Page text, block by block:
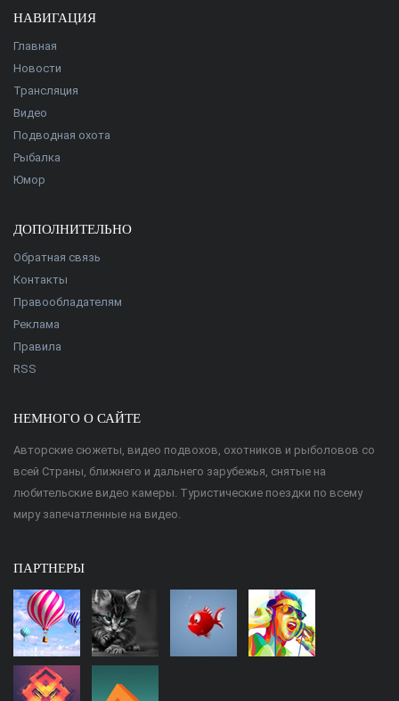
НАВИГАЦИЯ
Главная
Новости
Трансляция
Видео
Подводная охота
Рыбалка
Юмор
ДОПОЛНИТЕЛЬНО
Обратная связь
Контакты
Правообладателям
Реклама
Правила
RSS
НЕМНОГО О САЙТЕ
Авторские сюжеты, видео подвохов, охотников и рыболовов со
всей Страны, ближнего и дальнего зарубежья, снятые на
любительские видео камеры. Туристические поездки по всему
миру запечатленные на видео.
ПАРТНЕРЫ